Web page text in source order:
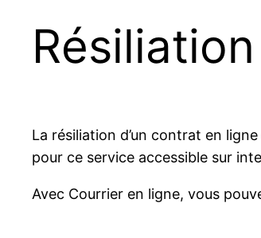
La résiliation d’un contrat en
pour ce service accessible sur
Avec Courrier en ligne, vous